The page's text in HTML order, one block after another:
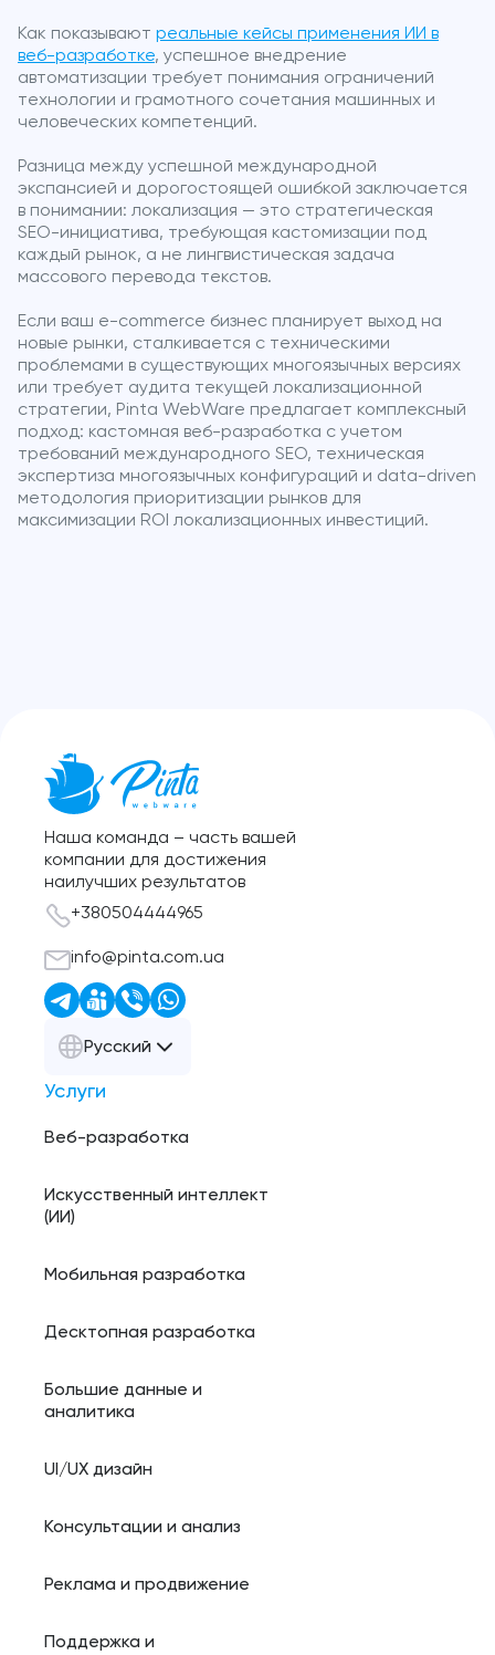
Как показывают реальные кейсы применения ИИ в
веб-разработке, успешное внедрение
автоматизации требует понимания ограничений
технологии и грамотного сочетания машинных и
человеческих компетенций.
Разница между успешной международной
экспансией и дорогостоящей ошибкой заключается
в понимании: локализация — это стратегическая
SEO-инициатива, требующая кастомизации под
каждый рынок, а не лингвистическая задача
массового перевода текстов.
Если ваш e-commerce бизнес планирует выход на
новые рынки, сталкивается с техническими
проблемами в существующих многоязычных версиях
или требует аудита текущей локализационной
стратегии, Pinta WebWare предлагает комплексный
подход: кастомная веб-разработка с учетом
требований международного SEO, техническая
экспертиза многоязычных конфигураций и data-driven
методология приоритизации рынков для
максимизации ROI локализационных инвестиций.
Наша команда – часть вашей
компании для достижения
наилучших результатов
+380504444965
info@pinta.com.ua
Русский
Услуги
Веб-разработка
Искусственный интеллект
(ИИ)
Мобильная разработка
Десктопная разработка
Большие данные и
аналитика
UI/UX дизайн
Консультации и анализ
Реклама и продвижение
Поддержка и